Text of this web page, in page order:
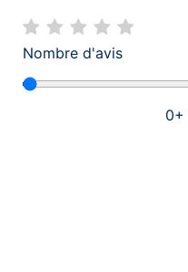
Nombre d'avis
0+